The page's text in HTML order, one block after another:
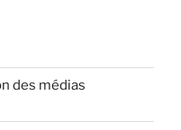
des médias